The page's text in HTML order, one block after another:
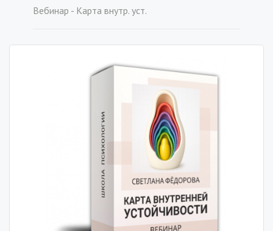
Вебинар - Карта внутр. уст.